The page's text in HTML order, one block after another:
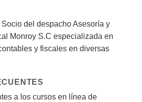
Socio del despacho Asesoría y
Monroy S.C especializada en
y fiscales en diversas
a los cursos en línea de